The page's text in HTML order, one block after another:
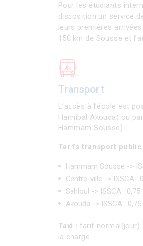
Pour les étudiants
disposition un service
leurs premières
150 km de Sousse et
Transport
L’accès à l’école est
Hannibal Akouda) ou
Hammam Sousse).
Tarifs transport public
Hammam Sousse ->
Centre-ville -> ISSCA :
Sahloul -> ISSCA : 0,75
Akouda -> ISSCA : 0,75
Taxi : tarif normal(jour)
la charge